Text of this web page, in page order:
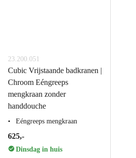
23.200.051
Cubic Vrijstaande badkranen |
Chroom Eéngreeps
mengkraan zonder
handdouche
Eéngreeps mengkraan
625,-
Dinsdag in huis